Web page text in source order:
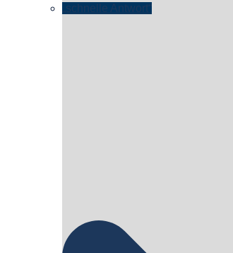
„schnelle Antwort“